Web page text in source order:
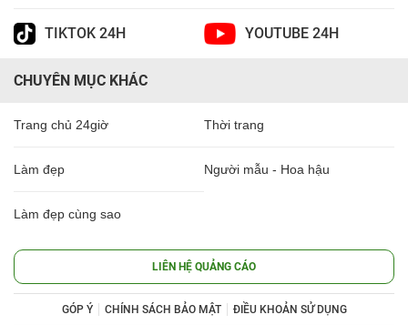
TIKTOK 24H YOUTUBE 24H
CHUYÊN MỤC KHÁC
Trang chủ 24giờ Thời trang
Làm đẹp Người mẫu - Hoa hậu
Làm đẹp cùng sao
LIÊN HỆ QUẢNG CÁO
GÓP Ý CHÍNH SÁCH BẢO MẬT ĐIỀU KHOẢN SỬ DỤNG